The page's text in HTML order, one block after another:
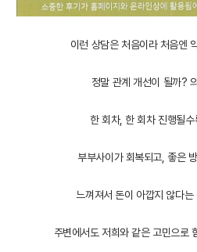
이런 상담은 처음이라 처음엔
정말 관계 개선이 될까?
한 회차, 한 회차 진행될수
부부사이가 회복되고, 좋은
느껴져서 돈이 아깝지 않다는
주변에서도 저희와 같은 고민으로